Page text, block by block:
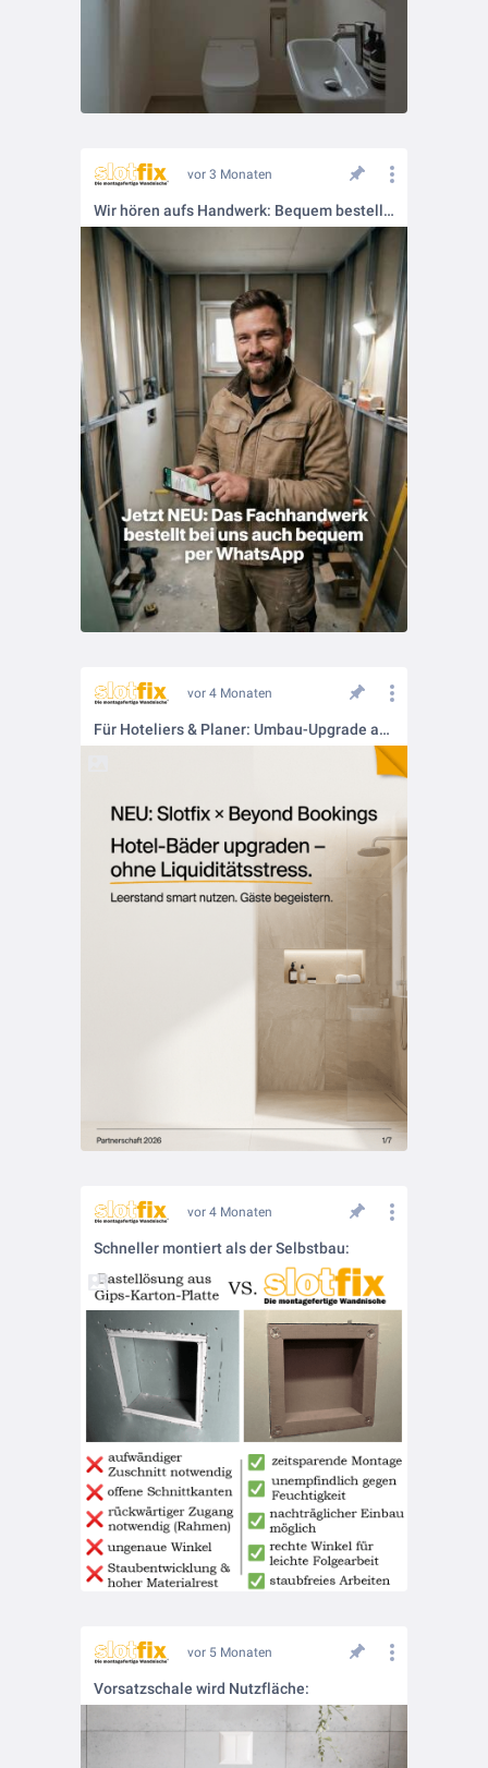
vor 3 Monaten
Wir hören aufs Handwerk: Bequem bestellen per WhatsApp!
vor 4 Monaten
Für Hoteliers & Planer: Umbau-Upgrade aus dem "Nichts" bezahlen!
vor 4 Monaten
Schneller montiert als der Selbstbau:
vor 5 Monaten
Vorsatzschale wird Nutzfläche: